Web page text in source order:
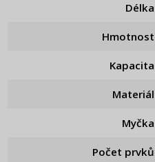
Délka
Hmotnost
Kapacita
Materiál
Myčka
Počet prvků